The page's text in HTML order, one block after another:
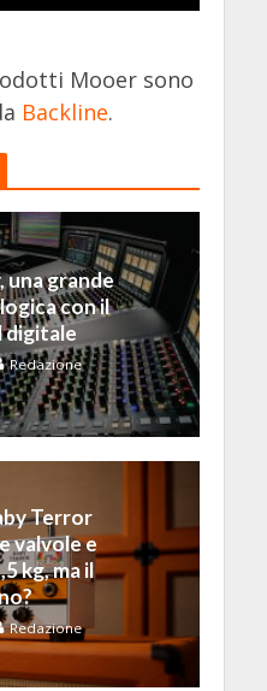
Mooer sono
Backline.
una grande
con il
digitale
Redazione
Terror
valvole e
kg, ma il
Redazione